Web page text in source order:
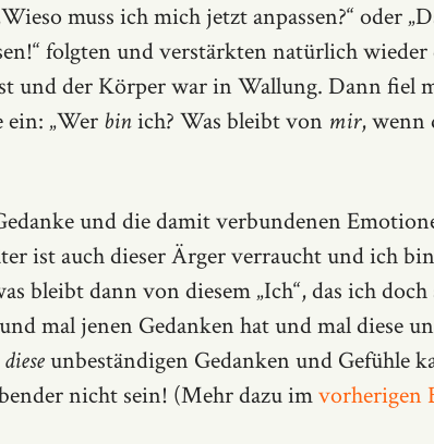
muss ich mich jetzt anpassen?“ oder
folgten und verstärkten natürlich
und der Körper war in Wallung. Dann fiel
ein: „Wer binich? Was bleibt von mir, wenn
und die damit verbundenen
ist auch dieser Ärger verraucht und ich
bleibt dann von diesem „Ich“, das ich doch
mal jenen Gedanken hat und mal diese
dieseunbeständigen Gedanken und Gefühle
nicht sein! (Mehr dazu imvorherigen